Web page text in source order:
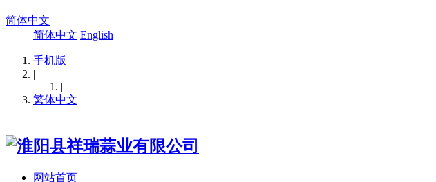
简体中文
简体中文 English
手机版
|
|
繁体中文
网站首页